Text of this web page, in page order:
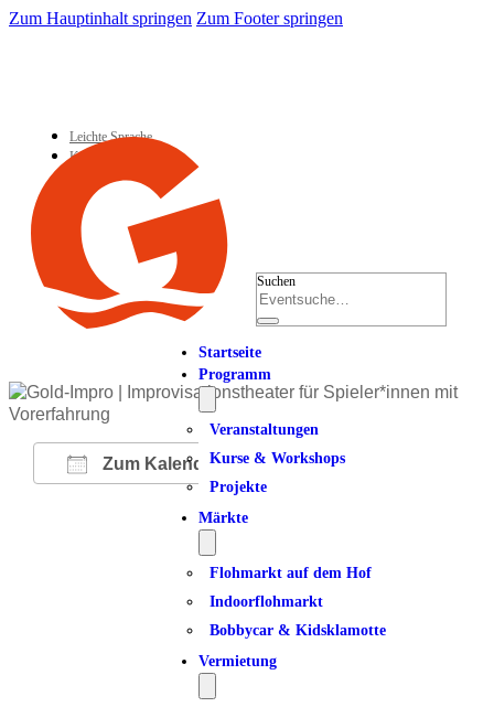
Zum Hauptinhalt springen Zum Footer springen
Leichte Sprache
Kontakt
Suchen
Startseite
Programm
Veranstaltungen
Kurse & Workshops
Projekte
Märkte
Flohmarkt auf dem Hof
Indoorflohmarkt
Bobbycar & Kidsklamotte
Vermietung
Zum Kalender hinzufügen
ICS herunterladen
Google Kalender
iCalendarOffice 365